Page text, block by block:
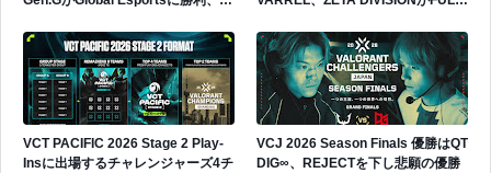
VCT PACIFIC 2026 Stage 2 Play-
Insに出場するチャレンジャーズ4チ
VCJ 2026 Season Finals 優勝はQT
DIG∞、REJECTを下し悲願の優勝